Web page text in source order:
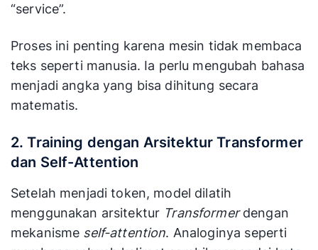
“service”.
Proses ini penting karena mesin tidak membaca
teks seperti manusia. Ia perlu mengubah bahasa
menjadi angka yang bisa dihitung secara
matematis.
2. Training dengan Arsitektur Transformer
dan Self-Attention
Setelah menjadi token, model dilatih
menggunakan arsitektur Transformerdengan
mekanisme self-attention. Analoginya seperti